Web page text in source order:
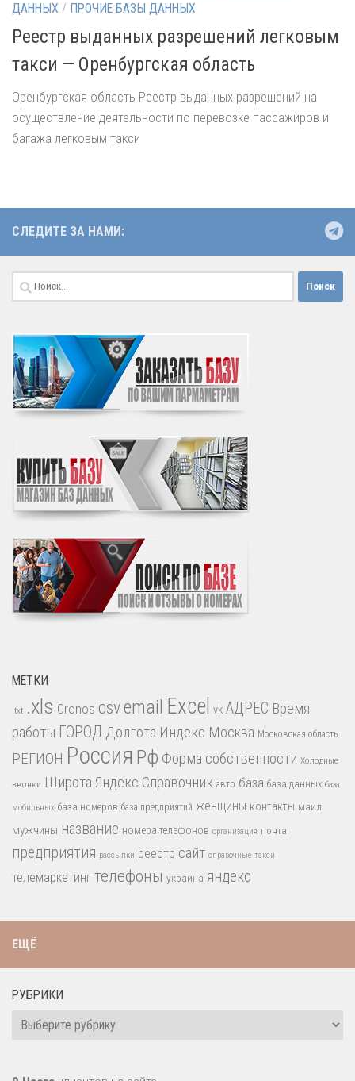
ДАННЫХ / ПРОЧИЕ БАЗЫ ДАННЫХ
Реестр выданных разрешений легковым
такси — Оренбургская область
Оренбургская область Реестр выданных разрешений на
осуществление деятельности по перевозке пассажиров и
багажа легковым такси
СЛЕДИТЕ ЗА НАМИ:
Найти:
МЕТКИ
.txt .xls Cronos csvemail Excel vk АДРЕС Время
работы ГОРОД Долгота Индекс Москва Московская область
РЕГИОН Россия Рф Форма собственности Холодные
звонки Широта Яндекс.Справочник авто база база данных база
мобильных база номеров база предприятий женщины контакты маил
мужчины название номера телефонов организация почта
предприятия рассылки реестр сайт справочные такси
телемаркетинг телефоны украина яндекс
ЕЩЁ
РУБРИКИ
Рубрики